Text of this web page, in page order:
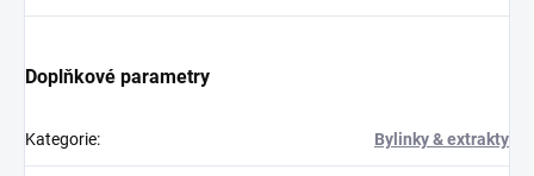
Doplňkové parametry
Kategorie: Bylinky & extrakty